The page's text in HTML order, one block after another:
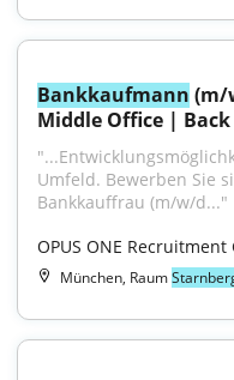
Bankkaufmann (m/
Middle Office |
Umfeld. Bewerben Sie
Bankkauffrau (m/w/d..."
OPUS ONE Recruitment
München, Raum